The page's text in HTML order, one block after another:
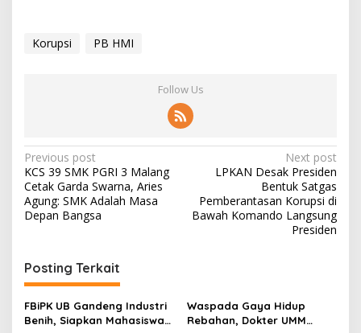
Korupsi PB HMI
Follow Us
P
o
s
t
a
v
i
Previous post
KCS 39 SMK PGRI 3 Malang
Cetak Garda Swarna, Aries
Agung: SMK Adalah Masa
Depan Bangsa
Next post
LPKAN Desak Presiden
Bentuk Satgas
Pemberantasan Korupsi di
Bawah Komando Langsung
Presiden
Posting Terkait
FBiPK UB Gandeng Industri
Benih, Siapkan Mahasiswa
Waspada Gaya Hidup
Rebahan, Dokter UMM